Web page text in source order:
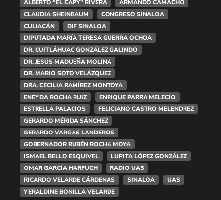
ALBERTO “EL CAPY” RIVERA
ARMANDO CAMACHO
CLAUDIA SHEINBAUM
CONGRESO SINALOA
CULIACÁN
DIF SINALOA
DIPUTADA MARÍA TERESA GUERRA OCHOA
DR. CUITLÁHUAC GONZÁLEZ GALINDO
DR. JESÚS MADUEÑA MOLINA
DR. MARIO SOTO VELÁZQUEZ
DRA. CECILIA RAMÍREZ MONTOYA
ENEYDA ROCHA RUIZ
ENRIQUE PARRA MELECIO
ESTRELLA PALACIOS
FELICIANO CASTRO MELENDREZ
GERARDO MÉRIDA SÁNCHEZ
GERARDO VARGAS LANDEROS
GOBERNADOR RUBÉN ROCHA MOYA
ISMAEL BELLO ESQUIVEL
LUPITA LÓPEZ GONZÁLEZ
OMAR GARCÍA HARFUCH
RADIO UAS
RICARDO VELARDE CÁRDENAS
SINALOA
UAS
YERALDINE BONILLA VELARDE